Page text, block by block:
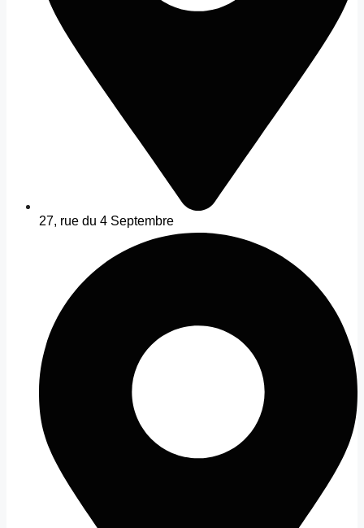
27, rue du 4 Septembre